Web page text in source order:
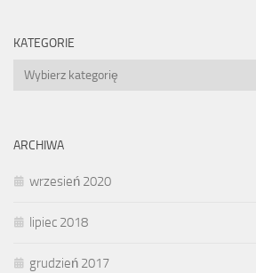
KATEGORIE
Kategorie
ARCHIWA
wrzesień 2020
lipiec 2018
grudzień 2017